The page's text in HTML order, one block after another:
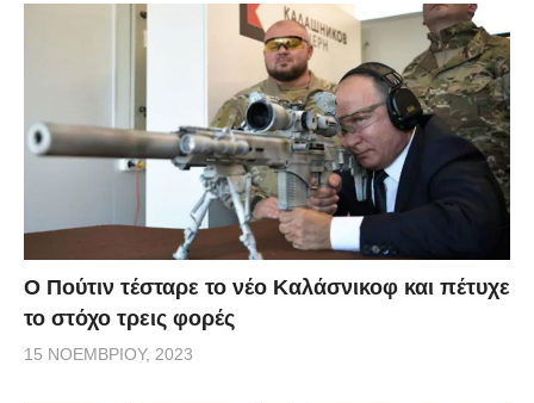
Ο Πούτιν τέσταρε το νέο Καλάσνικοφ και πέτυχε
το στόχο τρεις φορές
15 ΝΟΕΜΒΡΊΟΥ, 2023